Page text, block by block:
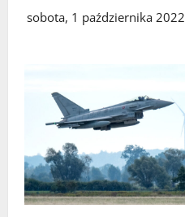
sobota, 1 października 2022